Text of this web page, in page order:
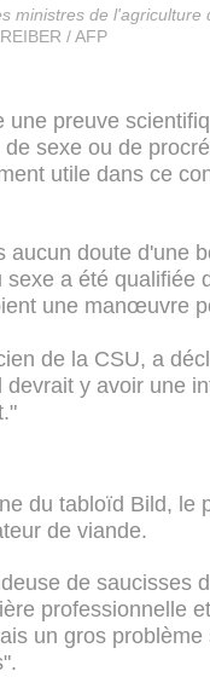
ministres de
/ AFP
une preuve
sexe ou de
utile dans ce
aucun doute d'une
a été qualifiée
une manœuvre
de la CSU, a
devrait y avoir une
du tabloïd Bild, le
de viande.
de saucisses
professionnelle
un gros